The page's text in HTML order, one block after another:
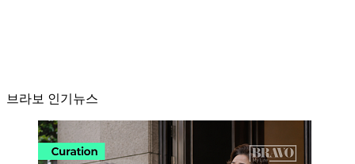
브라보 인기뉴스